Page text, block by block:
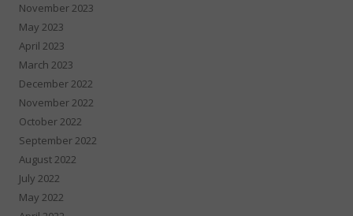
November 2023
May 2023
April 2023
March 2023
December 2022
November 2022
October 2022
September 2022
August 2022
July 2022
May 2022